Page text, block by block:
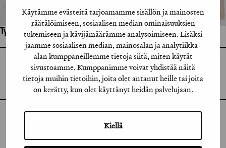
Käytämme evästeitä tarjoamamme sisällön ja mainosten
räätälöimiseen, sosiaalisen median ominaisuuksien
tukemiseen ja kävijämäärämme analysoimiseen. Lisäksi
jaamme sosiaalisen median, mainosalan ja analytiikka-
alan kumppaneillemme tietoja siitä, miten käytät
sivustoamme. Kumppanimme voivat yhdistää näitä
tietoja muihin tietoihin, joita olet antanut heille tai joita
on kerätty, kun olet käyttänyt heidän palvelujaan.
Kiellä
Työhön osallistuneet henkilöt / tahot:
GRAFIA(AT)GRAFIA.FI
UUDENMAANKATU 11 B 9,
00120 HELSINKI
INSTAGRAM
LINKEDIN